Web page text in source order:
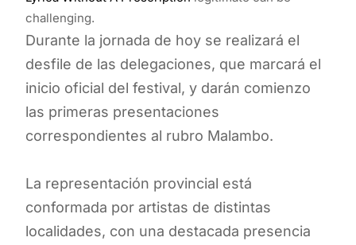
challenging.
Durante la jornada de hoy se realizará el
desfile de las delegaciones, que marcará el
inicio oficial del festival, y darán comienzo
las primeras presentaciones
correspondientes al rubro Malambo.
La representación provincial está
conformada por artistas de distintas
localidades, con una destacada presencia